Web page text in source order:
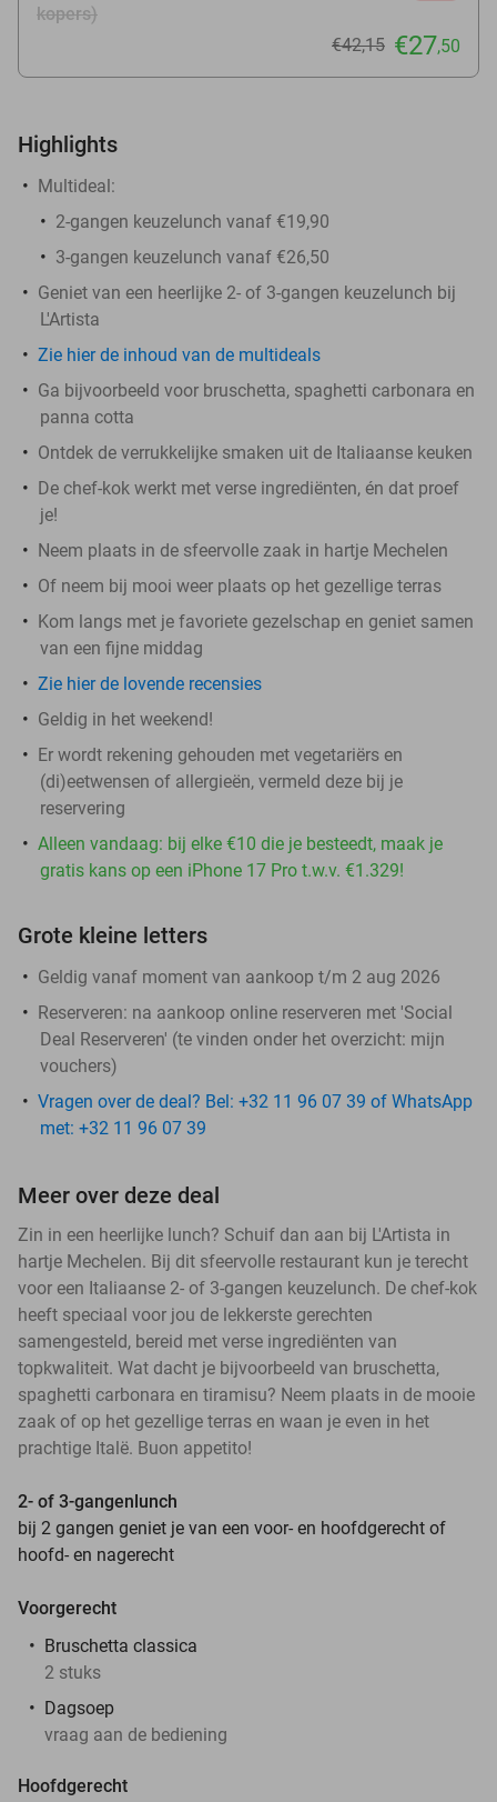
kopers)
€42,15 €27,50
Highlights
Multideal:
2-gangen keuzelunch vanaf €19,90
3-gangen keuzelunch vanaf €26,50
Geniet van een heerlijke 2- of 3-gangen keuzelunch bij
L'Artista
Zie hier de inhoud van de multideals
Ga bijvoorbeeld voor bruschetta, spaghetti carbonara en
panna cotta
Ontdek de verrukkelijke smaken uit de Italiaanse keuken
De chef-kok werkt met verse ingrediënten, én dat proef
je!
Neem plaats in de sfeervolle zaak in hartje Mechelen
Of neem bij mooi weer plaats op het gezellige terras
Kom langs met je favoriete gezelschap en geniet samen
van een fijne middag
Zie hier de lovende recensies
Geldig in het weekend!
Er wordt rekening gehouden met vegetariërs en
(di)eetwensen of allergieën, vermeld deze bij je
reservering
Alleen vandaag: bij elke €10 die je besteedt, maak je
gratis kans op een iPhone 17 Pro t.w.v. €1.329!
Grote kleine letters
Geldig vanaf moment van aankoop t/m 2 aug 2026
Reserveren: na aankoop online reserveren met 'Social
Deal Reserveren' (te vinden onder het overzicht: mijn
vouchers)
Vragen over de deal? Bel: +32 11 96 07 39 of WhatsApp
met: +32 11 96 07 39
Meer over deze deal
Zin in een heerlijke lunch? Schuif dan aan bij L'Artista in
hartje Mechelen. Bij dit sfeervolle restaurant kun je terecht
voor een Italiaanse 2- of 3-gangen keuzelunch. De chef-kok
heeft speciaal voor jou de lekkerste gerechten
samengesteld, bereid met verse ingrediënten van
topkwaliteit. Wat dacht je bijvoorbeeld van bruschetta,
spaghetti carbonara en tiramisu? Neem plaats in de mooie
zaak of op het gezellige terras en waan je even in het
prachtige Italë. Buon appetito!
2- of 3-gangenlunch
bij 2 gangen geniet je van een voor- en hoofdgerecht of
hoofd- en nagerecht
Voorgerecht
Bruschetta classica
2 stuks
Dagsoep
vraag aan de bediening
Hoofdgerecht